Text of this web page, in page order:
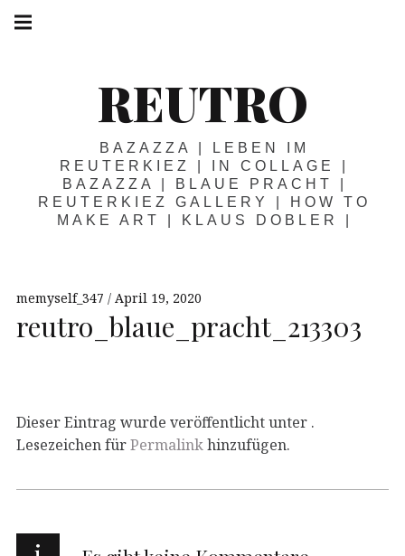
Springe
zum
REUTRO
BAZAZZA | LEBEN IM
REUTERKIEZ | IN COLLAGE |
BAZAZZA | BLAUE PRACHT |
REUTERKIEZ GALLERY | HOW TO
MAKE ART | KLAUS DOBLER |
memyself_347 April 19, 2020
reutro_blaue_pracht_213303
Dieser Eintrag wurde veröffentlicht unter .
Lesezeichen fürPermalinkhinzufügen.